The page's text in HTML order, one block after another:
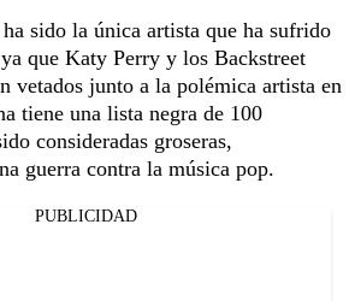
sido la única artista que ha sufrido
que Katy Perry y los Backstreet
vetados junto a la polémica artista en
tiene una lista negra de 100
consideradas groseras,
guerra contra la música pop.
PUBLICIDAD